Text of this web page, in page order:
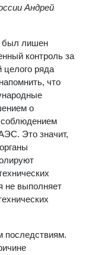
Андрей
был лишен
контроль за
целого ряда
что
о
соблюдением
Это значит,
не выполняет
последствиям.